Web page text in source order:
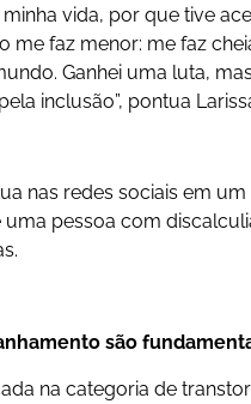
vida, por que tive
me faz menor: me faz
Ganhei uma luta,
inclusão”, pontua
nas redes sociais em
uma pessoa com
são
na categoria de